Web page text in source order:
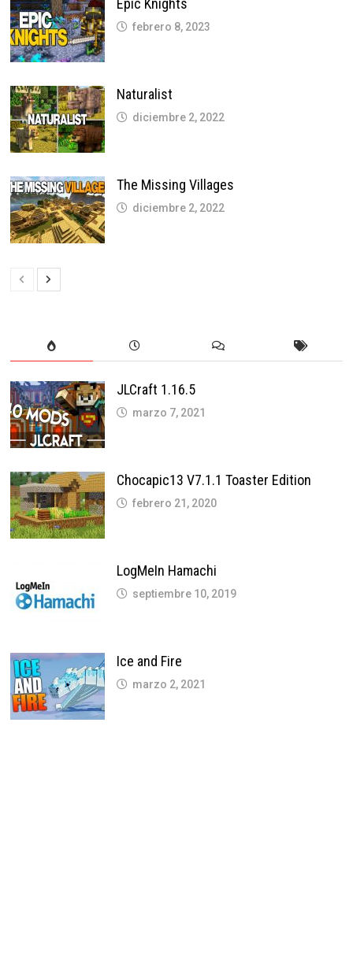
febrero 8, 2023
Naturalist
diciembre 2, 2022
The Missing Villages
diciembre 2, 2022
JLCraft 1.16.5
marzo 7, 2021
Chocapic13 V7.1.1 Toaster Edition
febrero 21, 2020
LogMeIn Hamachi
septiembre 10, 2019
Ice and Fire
marzo 2, 2021